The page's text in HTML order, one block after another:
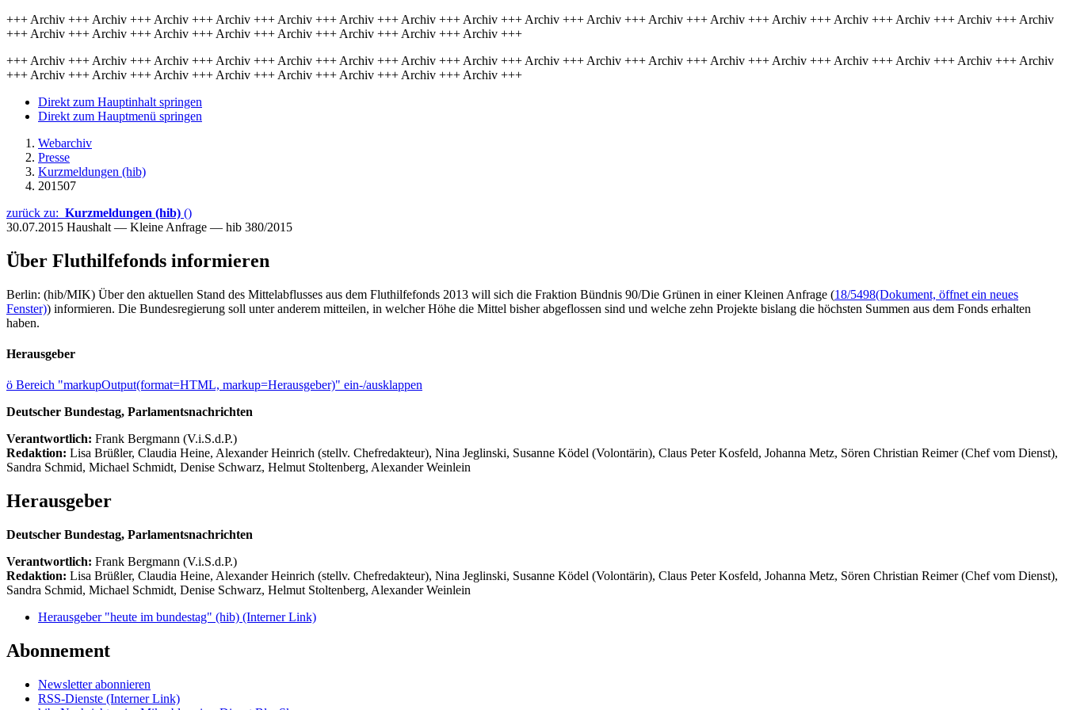
+++ Archiv +++ Archiv +++ Archiv +++ Archiv +++ Archiv +++ Archiv +++ Archiv +++ Archiv +++ Archiv +++ Archiv +++ Archiv +++ Archiv +++ Archiv +++ Archiv +++ Archiv +++ Archiv +++ Archiv
+++ Archiv +++ Archiv +++ Archiv +++ Archiv +++ Archiv +++ Archiv +++ Archiv +++ Archiv +++
+++ Archiv +++ Archiv +++ Archiv +++ Archiv +++ Archiv +++ Archiv +++ Archiv +++ Archiv +++ Archiv +++ Archiv +++ Archiv +++ Archiv +++ Archiv +++ Archiv +++ Archiv +++ Archiv +++ Archiv
+++ Archiv +++ Archiv +++ Archiv +++ Archiv +++ Archiv +++ Archiv +++ Archiv +++ Archiv +++
Direkt zum Hauptinhalt springen
Direkt zum Hauptmenü springen
Webarchiv
Presse
Kurzmeldungen (hib)
201507
zurück zu: Kurzmeldungen (hib) ()
30.07.2015 Haushalt — Kleine Anfrage — hib 380/2015
Über Fluthilfefonds informieren
Berlin: (hib/MIK) Über den aktuellen Stand des Mittelabflusses aus dem Fluthilfefonds 2013 will sich die Fraktion Bündnis 90/Die Grünen in einer Kleinen Anfrage (18/5498(Dokument, öffnet ein neues
Fenster)) informieren. Die Bundesregierung soll unter anderem mitteilen, in welcher Höhe die Mittel bisher abgeflossen sind und welche zehn Projekte bislang die höchsten Summen aus dem Fonds erhalten
haben.
Herausgeber
ö Bereich "markupOutput(format=HTML, markup=Herausgeber)" ein-/ausklappen
Deutscher Bundestag, Parlamentsnachrichten
Verantwortlich: Frank Bergmann (V.i.S.d.P.)
Redaktion: Lisa Brüßler, Claudia Heine, Alexander Heinrich (stellv. Chefredakteur), Nina Jeglinski, Susanne Ködel (Volontärin), Claus Peter Kosfeld, Johanna Metz, Sören Christian Reimer (Chef vom Dienst),
Sandra Schmid, Michael Schmidt, Denise Schwarz, Helmut Stoltenberg, Alexander Weinlein
Herausgeber
Deutscher Bundestag, Parlamentsnachrichten
Verantwortlich: Frank Bergmann (V.i.S.d.P.)
Redaktion: Lisa Brüßler, Claudia Heine, Alexander Heinrich (stellv. Chefredakteur), Nina Jeglinski, Susanne Ködel (Volontärin), Claus Peter Kosfeld, Johanna Metz, Sören Christian Reimer (Chef vom Dienst),
Sandra Schmid, Michael Schmidt, Denise Schwarz, Helmut Stoltenberg, Alexander Weinlein
Herausgeber "heute im bundestag" (hib) (Interner Link)
Abonnement
Newsletter abonnieren
RSS-Dienste (Interner Link)